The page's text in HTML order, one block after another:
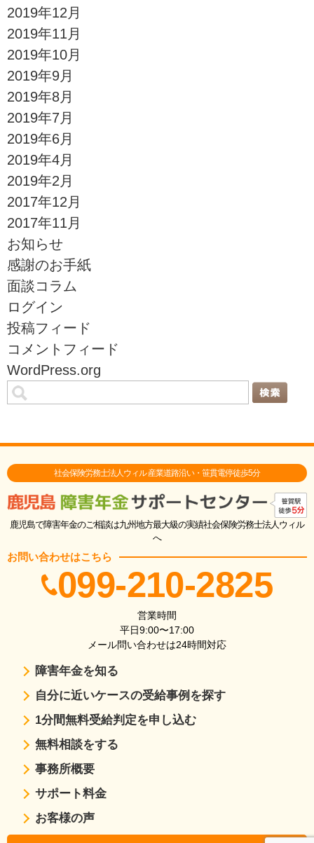
2019年12月
2019年11月
2019年10月
2019年9月
2019年8月
2019年7月
2019年6月
2019年4月
2019年2月
2017年12月
2017年11月
お知らせ
感謝のお手紙
面談コラム
ログイン
投稿フィード
コメントフィード
WordPress.org
社会保険労務士法人ウィル 産業道路沿い・笹貫電停徒歩5分
鹿児島で障害年金のご相談は九州地方最大級の実績社会保険労務士法人ウィル
へ
お問い合わせはこちら
099-210-2825
営業時間
平日9:00〜17:00
メール問い合わせは24時間対応
障害年金を知る
自分に近いケースの受給事例を探す
1分間無料受給判定を申し込む
無料相談をする
事務所概要
サポート料金
お客様の声